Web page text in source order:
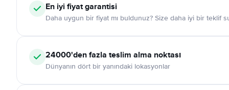
En iyi fiyat garantisi
Daha uygun bir fiyat mı buldunuz? Size daha iyi bir teklif
24000'den fazla teslim alma noktası
Dünyanın dört bir yanındaki lokasyonlar